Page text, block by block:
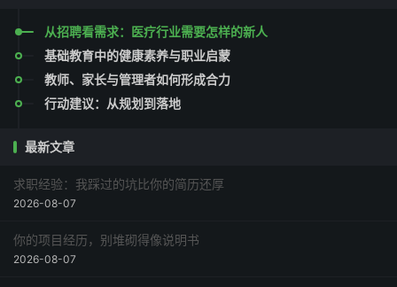
从招聘看需求：医疗行业需要怎样的新人
基础教育中的健康素养与职业启蒙
教师、家长与管理者如何形成合力
行动建议：从规划到落地
最新文章
求职经验：我踩过的坑比你的简历还厚
2026-08-07
你的项目经历，别堆砌得像说明书
2026-08-07